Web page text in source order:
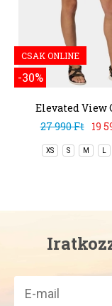
CSAK ONLINE
-30%
Elevated View
Skort
27 990 Ft 19
XS S M L